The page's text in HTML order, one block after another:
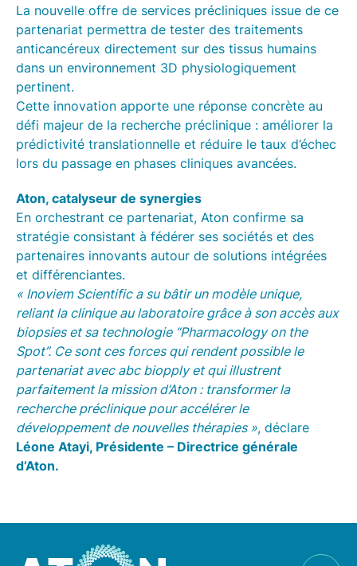
La nouvelle offre de services précliniques issue de ce
partenariat permettra de tester des traitements
anticancéreux directement sur des tissus humains
dans un environnement 3D physiologiquement
pertinent.
Cette innovation apporte une réponse concrète au
défi majeur de la recherche préclinique : améliorer la
prédictivité translationnelle et réduire le taux d’échec
lors du passage en phases cliniques avancées.
Aton, catalyseur de synergies
En orchestrant ce partenariat, Aton confirme sa
stratégie consistant à fédérer ses sociétés et des
partenaires innovants autour de solutions intégrées
et différenciantes.
« Inoviem Scientific a su bâtir un modèle unique,
reliant la clinique au laboratoire grâce à son accès aux
biopsies et sa technologie “Pharmacology on the
Spot”. Ce sont ces forces qui rendent possible le
partenariat avec abc biopply et qui illustrent
parfaitement la mission d’Aton : transformer la
recherche préclinique pour accélérer le
développement de nouvelles thérapies », déclare
Léone Atayi, Présidente – Directrice générale
d’Aton.